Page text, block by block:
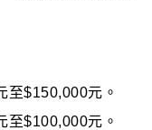
至$150,000元。
至$100,000元。